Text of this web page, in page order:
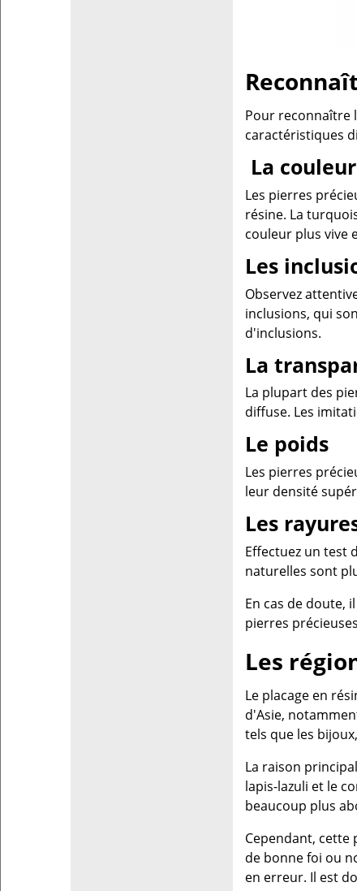
Pour reconnaître
caractéristiques
La couleur
Les pierres
résine. La
couleur plus vive
Les
Observez
inclusions, qui
d'inclusions.
La
La plupart des
diffuse. Les
Le poids
Les pierres
leur densité
Les
Effectuez un test
naturelles sont
En cas de doute,
pierres
Les
Le placage en
d'Asie,
tels que les
La raison
lapis-lazuli et le
beaucoup plus
Cependant,
de bonne foi ou
en erreur. Il est